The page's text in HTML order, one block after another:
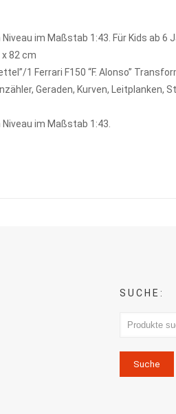
im Maßstab 1:43. Für Kids ab 6
82 cm
1 Ferrari F150 “F. Alonso”
Geraden, Kurven, Leitplanken,
im Maßstab 1:43.
SUCHE:
Suche